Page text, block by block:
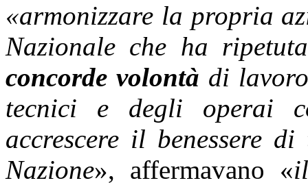
«armonizzare la propria
Nazionale che ha
concorde volontà di
tecnici e degli operai
accrescere il benessere
Nazione», affermavano «